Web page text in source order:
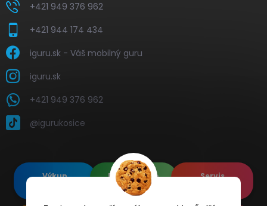
+421 949 376 962
+421 944 174 434
iguru.sk - Váš mobilný guru
iguru.sk
+421 949 376 962
@igurukosice
Výkup
Renovované
Apple's
Servis